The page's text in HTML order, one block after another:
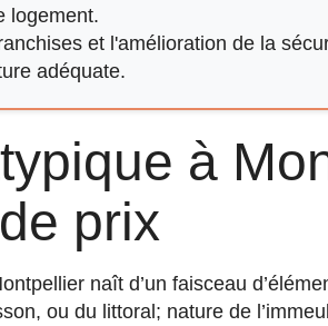
logement.
et l'amélioration de la
adéquate.
à
prix
naît d’un faisceau
ou du littoral; nature de